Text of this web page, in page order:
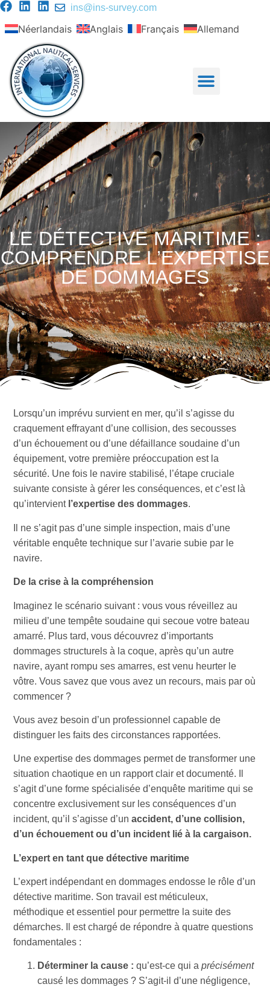
ins@ins-survey.com
Néerlandais Anglais Français Allemand
LE DÉTECTIVE MARITIME :
COMPRENDRE L’EXPERTISE
DE DOMMAGES
Lorsqu’un imprévu survient en mer, qu’il s’agisse du
craquement effrayant d’une collision, des secousses
d’un échouement ou d’une défaillance soudaine d’un
équipement, votre première préoccupation est la
sécurité. Une fois le navire stabilisé, l’étape cruciale
suivante consiste à gérer les conséquences, et c’est là
qu’intervient l’expertise des dommages.
Il ne s’agit pas d’une simple inspection, mais d’une
véritable enquête technique sur l’avarie subie par le
navire.
De la crise à la compréhension
Imaginez le scénario suivant : vous vous réveillez au
milieu d’une tempête soudaine qui secoue votre bateau
amarré. Plus tard, vous découvrez d’importants
dommages structurels à la coque, après qu’un autre
navire, ayant rompu ses amarres, est venu heurter le
vôtre. Vous savez que vous avez un recours, mais par où
commencer ?
Vous avez besoin d’un professionnel capable de
distinguer les faits des circonstances rapportées.
Une expertise des dommages permet de transformer une
situation chaotique en un rapport clair et documenté. Il
s’agit d’une forme spécialisée d’enquête maritime qui se
concentre exclusivement sur les conséquences d’un
incident, qu’il s’agisse d’unaccident, d’une collision,
d’un échouement ou d’un incident lié à la cargaison.
L’expert en tant que détective maritime
L’expert indépendant en dommages endosse le rôle d’un
détective maritime. Son travail est méticuleux,
méthodique et essentiel pour permettre la suite des
démarches. Il est chargé de répondre à quatre questions
fondamentales :
Déterminer la cause :qu’est-ce qui aprécisément
causé les dommages ? S’agit-il d’une négligence,